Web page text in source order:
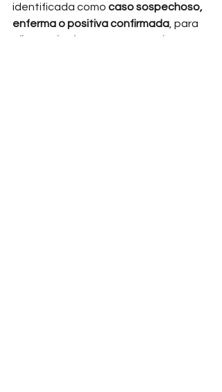
identificada como caso sospechoso,
enferma o positiva confirmada , para